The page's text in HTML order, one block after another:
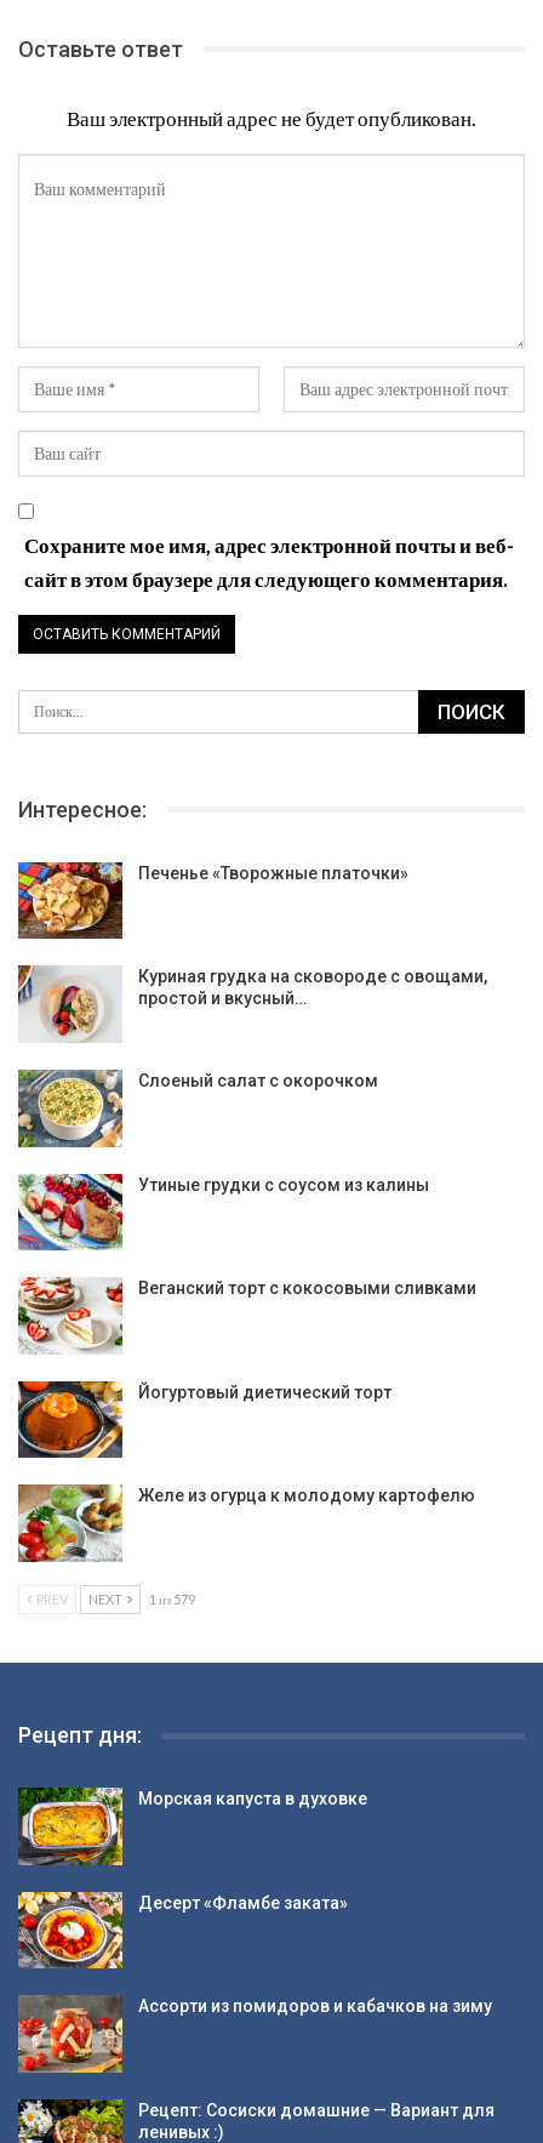
Оставьте ответ
Ваш электронный адрес не будет опубликован.
Сохраните мое имя, адрес электронной почты и веб-
сайт в этом браузере для следующего комментария.
Интересное:
Печенье «Творожные платочки»
Куриная грудка на сковороде с овощами,
простой и вкусный…
Слоеный салат с окорочком
Утиные грудки с соусом из калины
Веганский торт с кокосовыми сливками
Йогуртовый диетический торт
Желе из огурца к молодому картофелю
PREV NEXT 1 из 579
Рецепт дня:
Морская капуста в духовке
Десерт «Фламбе заката»
Ассорти из помидоров и кабачков на зиму
Рецепт: Сосиски домашние — Вариант для
ленивых :)